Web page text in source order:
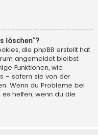
löschen“?
die phpBB erstellt hat
angemeldet bleibst.
Funktionen, wie
– sofern sie von der
Wenn du Probleme bei
helfen, wenn du die